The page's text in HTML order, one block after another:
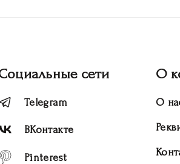
сети
Telegram
ВКонтакте
Pinterest
О
О